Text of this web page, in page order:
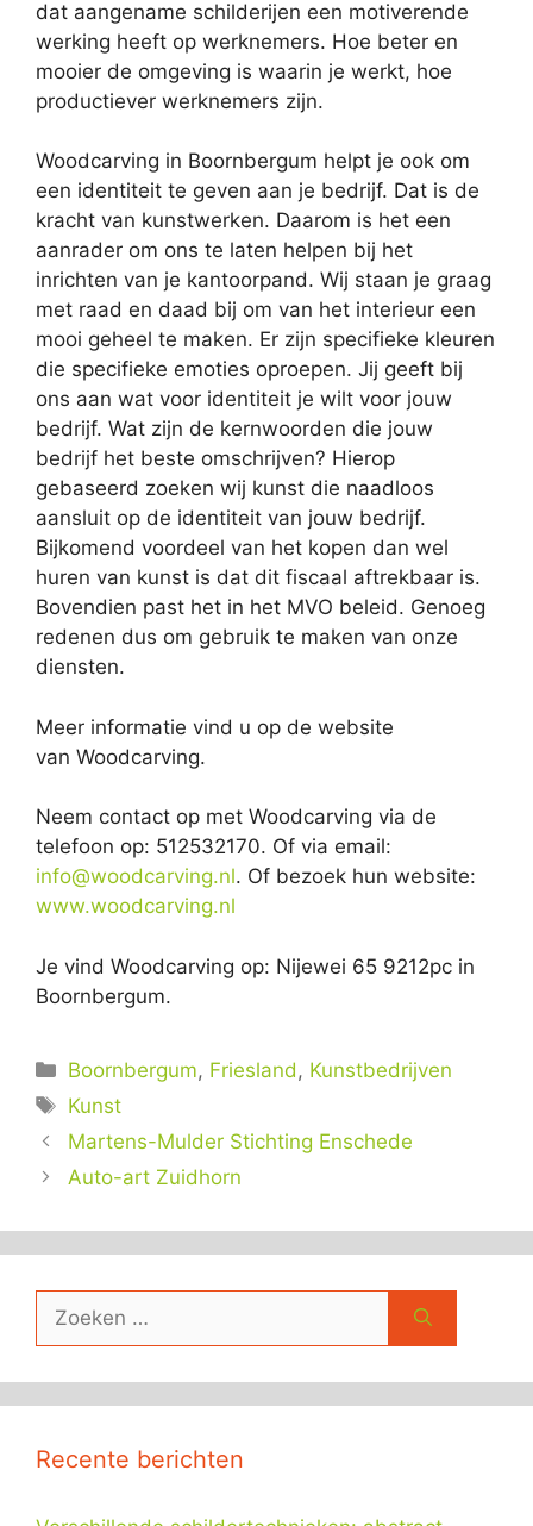
dat aangename schilderijen een motiverende
werking heeft op werknemers. Hoe beter en
mooier de omgeving is waarin je werkt, hoe
productiever werknemers zijn.
Woodcarving in Boornbergum helpt je ook om
een identiteit te geven aan je bedrijf. Dat is de
kracht van kunstwerken. Daarom is het een
aanrader om ons te laten helpen bij het
inrichten van je kantoorpand. Wij staan je graag
met raad en daad bij om van het interieur een
mooi geheel te maken. Er zijn specifieke kleuren
die specifieke emoties oproepen. Jij geeft bij
ons aan wat voor identiteit je wilt voor jouw
bedrijf. Wat zijn de kernwoorden die jouw
bedrijf het beste omschrijven? Hierop
gebaseerd zoeken wij kunst die naadloos
aansluit op de identiteit van jouw bedrijf.
Bijkomend voordeel van het kopen dan wel
huren van kunst is dat dit fiscaal aftrekbaar is.
Bovendien past het in het MVO beleid. Genoeg
redenen dus om gebruik te maken van onze
diensten.
Meer informatie vind u op de website
van Woodcarving.
Neem contact op met Woodcarving via de
telefoon op: 512532170. Of via email:
info@woodcarving.nl. Of bezoek hun website:
www.woodcarving.nl
Je vind Woodcarving op: Nijewei 65 9212pc in
Boornbergum.
Categorieën
Boornbergum, Friesland , Kunstbedrijven
Tags
Kunst
Martens-Mulder Stichting Enschede
Auto-art Zuidhorn
naar:
Recente berichten